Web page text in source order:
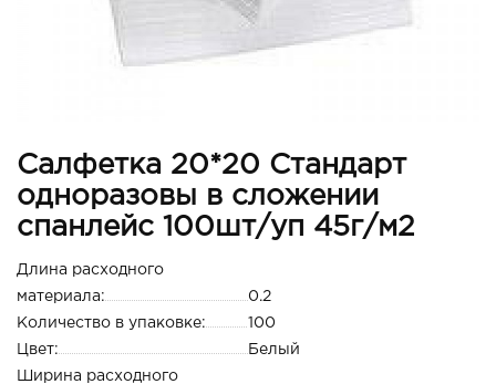
Салфетка 20*20 Стандарт
одноразовы в сложении
спанлейс 100шт/уп 45г/м2
Длина расходного
материала:
0.2
Количество в упаковке:
100
Цвет:
Белый
Ширина расходного